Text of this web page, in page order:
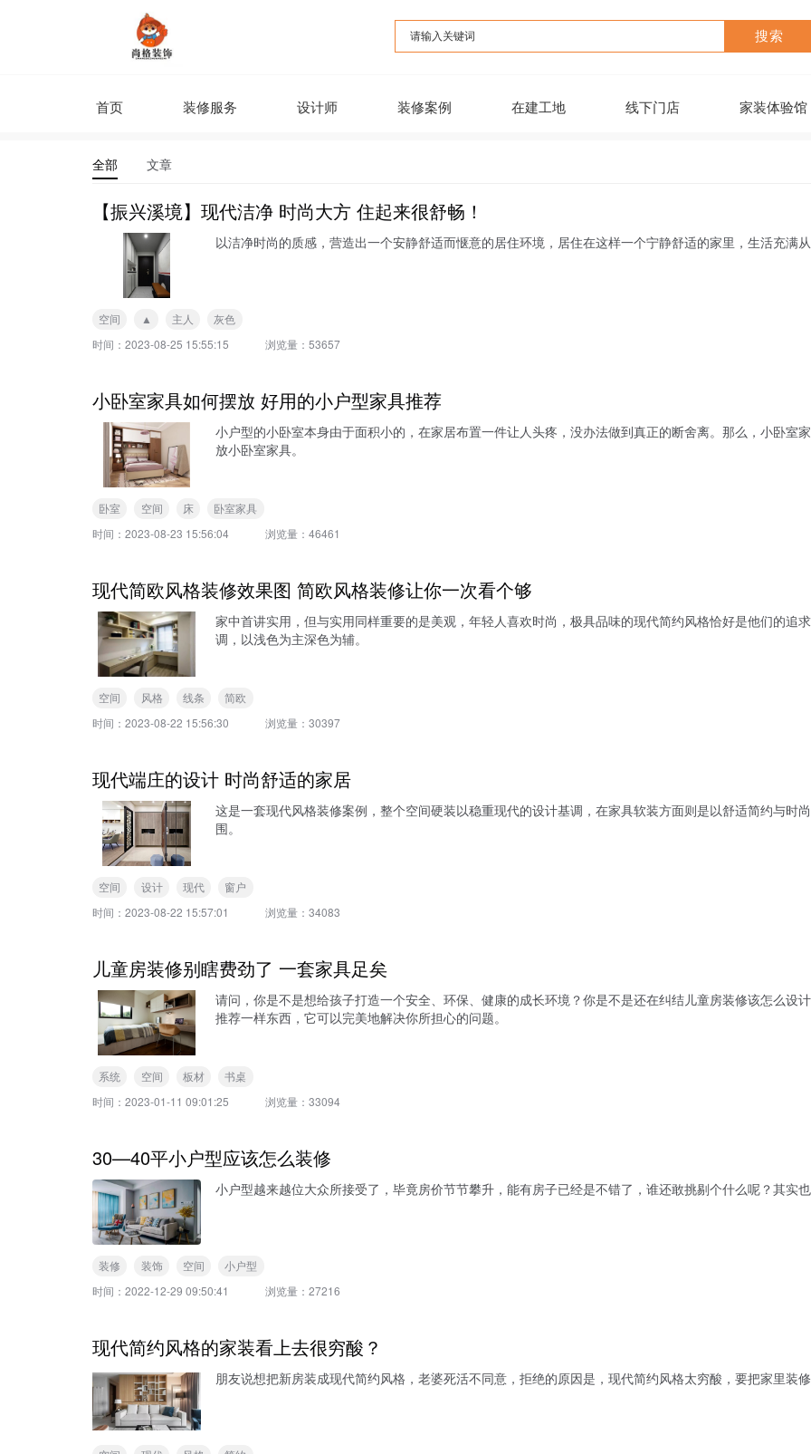
首页 装修服务 设计师 装修案例 在建工地 线下门店 家装体验馆
全部 文章
【振兴溪境】现代洁净 时尚大方 住起来很舒畅！
以洁净时尚的质感，营造出一个安静舒适而惬意的居住环境，居住在这样一个宁静舒适的家里，生活充满
空间 ▲ 主人
灰色
时间： 2023-08-25 15:55:15 浏览量： 53657
小卧室家具如何摆放 好用的小户型家具推荐
小户型的小卧室本身由于面积小的，在家居布置一件让人头疼，没办法做到真正的断舍离。那么，小卧室
放小卧室家具。
卧室 空间 床
卧室家具
时间： 2023-08-23 15:56:04 浏览量： 46461
现代简欧风格装修效果图 简欧风格装修让你一次看个够
家中首讲实用，但与实用同样重要的是美观，年轻人喜欢时尚，极具品味的现代简约风格恰好是他们的追
调，以浅色为主深色为辅。
空间 风格 线条
简欧
时间： 2023-08-22 15:56:30 浏览量： 30397
现代端庄的设计 时尚舒适的家居
这是一套现代风格装修案例，整个空间硬装以稳重现代的设计基调，在家具软装方面则是以舒适简约与时
围。
空间 设计 现代
窗户
时间： 2023-08-22 15:57:01 浏览量： 34083
儿童房装修别瞎费劲了 一套家具足矣
请问，你是不是想给孩子打造一个安全、环保、健康的成长环境？你是不是还在纠结儿童房装修该怎么设
推荐一样东西，它可以完美地解决你所担心的问题。
系统 空间 板材
书桌
时间： 2023-01-11 09:01:25 浏览量： 33094
30—40平小户型应该怎么装修
小户型越来越位大众所接受了，毕竟房价节节攀升，能有房子已经是不错了，谁还敢挑剔个什么呢？其
装修 装饰 空间
小户型
时间： 2022-12-29 09:50:41 浏览量： 27216
现代简约风格的家装看上去很穷酸？
朋友说想把新房装成现代简约风格，老婆死活不同意，拒绝的原因是，现代简约风格太穷酸，要把家里装